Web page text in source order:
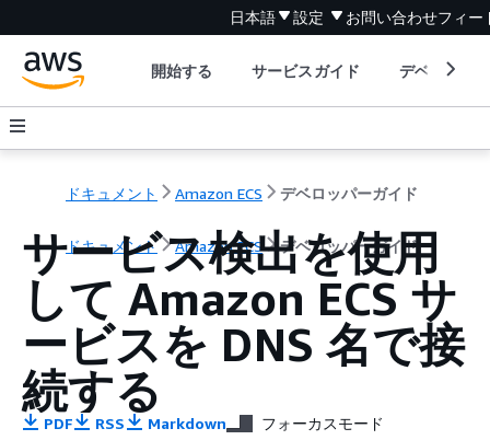
日本語 設定 お問い合わせフィー
開始する サービスガイド デベロッパ
ドキュメント Amazon ECS デベロッパーガイド
ドキュメント Amazon ECS デベロッパーガイド
サービス検出を使用
して Amazon ECS サ
ービスを DNS 名で接
続する
PDF RSS Markdown フォーカスモード